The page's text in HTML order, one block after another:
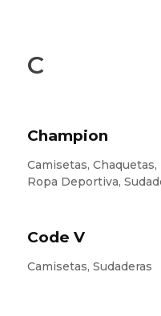
C
Champion
Camisetas,
Ropa Deportiva,
Code V
Camisetas, Sudaderas